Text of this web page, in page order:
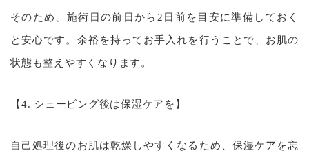
そのため、施術日の前日から2日前を目安に準備しておく
と安心です。余裕を持ってお手入れを行うことで、お肌の
状態も整えやすくなります。
【4. シェービング後は保湿ケアを】
自己処理後のお肌は乾燥しやすくなるため、保湿ケアを忘